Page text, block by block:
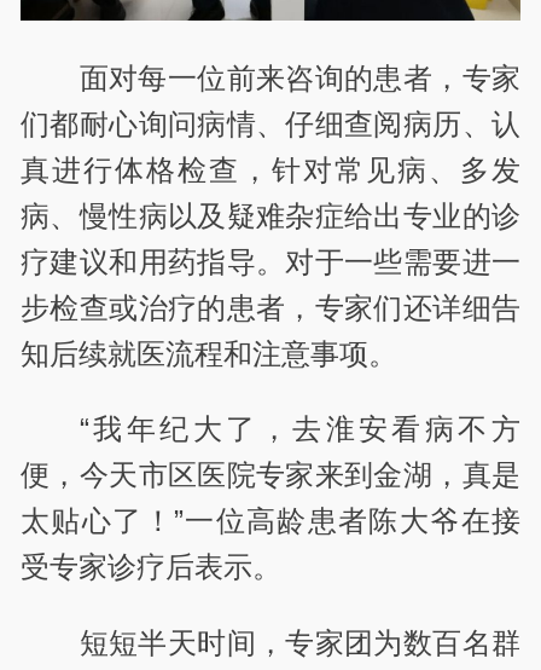
面对每一位前来咨询的患者，专家
们都耐心询问病情、仔细查阅病历、认
真进行体格检查，针对常见病、多发
病、慢性病以及疑难杂症给出专业的诊
疗建议和用药指导。对于一些需要进一
步检查或治疗的患者，专家们还详细告
知后续就医流程和注意事项。
“我年纪大了，去淮安看病不方
便，今天市区医院专家来到金湖，真是
太贴心了！”一位高龄患者陈大爷在接
受专家诊疗后表示。
短短半天时间，专家团为数百名群